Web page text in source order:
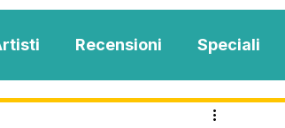
Recensioni Speciali